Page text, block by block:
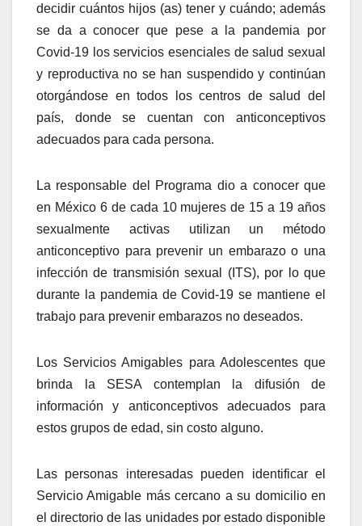
decidir cuántos hijos (as) tener y cuándo; además
se da a conocer que pese a la pandemia por
Covid-19 los servicios esenciales de salud sexual
y reproductiva no se han suspendido y continúan
otorgándose en todos los centros de salud del
país, donde se cuentan con anticonceptivos
adecuados para cada persona.
La responsable del Programa dio a conocer que
en México 6 de cada 10 mujeres de 15 a 19 años
sexualmente activas utilizan un método
anticonceptivo para prevenir un embarazo o una
infección de transmisión sexual (ITS), por lo que
durante la pandemia de Covid-19 se mantiene el
trabajo para prevenir embarazos no deseados.
Los Servicios Amigables para Adolescentes que
brinda la SESA contemplan la difusión de
información y anticonceptivos adecuados para
estos grupos de edad, sin costo alguno.
Las personas interesadas pueden identificar el
Servicio Amigable más cercano a su domicilio en
el directorio de las unidades por estado disponible